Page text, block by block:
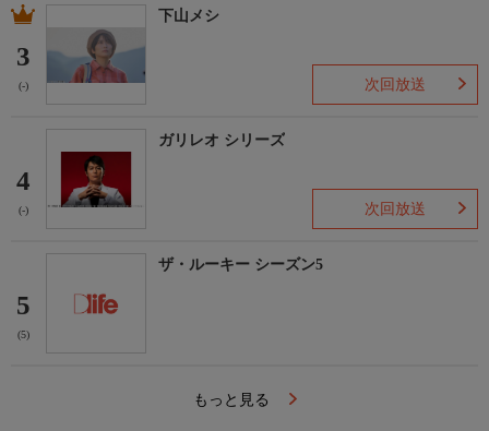
3
(-)
下山メシ
次回放送
4
(-)
ガリレオ シリーズ
次回放送
5
(5)
ザ・ルーキー シーズン5
もっと見る